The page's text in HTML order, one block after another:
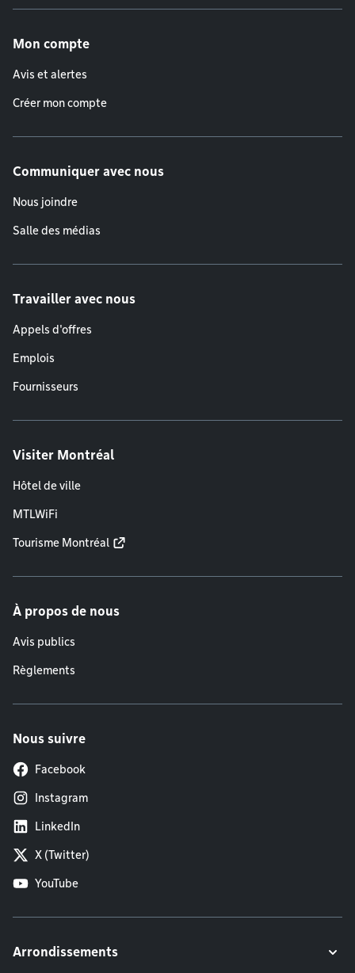
Mon compte
Avis et alertes
Créer mon compte
Communiquer avec nous
Nous joindre
Salle des médias
Travailler avec nous
Appels d'offres
Emplois
Fournisseurs
Visiter Montréal
Hôtel de ville
MTLWiFi
Tourisme Montréal
À propos de nous
Avis publics
Règlements
Nous suivre
Facebook
Instagram
LinkedIn
X (Twitter)
YouTube
Arrondissements